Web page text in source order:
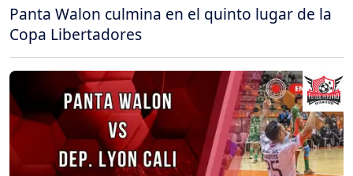
Panta Walon culmina en el quinto lugar de la
Copa Libertadores